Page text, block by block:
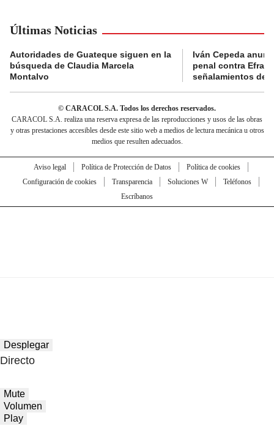
Últimas Noticias
Autoridades de Guateque siguen en la
búsqueda de Claudia Marcela
Montalvo
Iván Cepeda
penal contra
señalamientos de
© CARACOL S.A. Todos los derechos reservados.
CARACOL S.A. realiza una reserva expresa de las reproducciones y usos de las obras
y otras prestaciones accesibles desde este sitio web a medios de lectura mecánica u otros
medios que resulten adecuados.
Aviso legal Política de Protección de Datos
Política de cookies
Configuración de cookies
Transparencia Soluciones W
Teléfonos
Escríbanos
Desplegar
Directo
Mute
Volumen
Play